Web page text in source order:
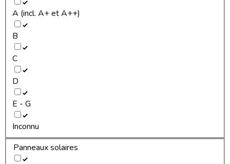
A (incl. A+ et A++)
B
C
D
E - G
Inconnu
Panneaux solaires